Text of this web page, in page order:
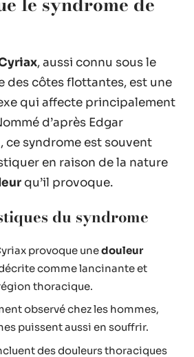
, aussi connu sous le
des côtes flottantes, est une
qui affecte principalement
d’après Edgar
ce syndrome est souvent
en raison de la nature
qu’il provoque.
du syndrome
provoque unedouleur
comme lancinante et
thoracique.
observé chez les hommes,
puissent aussi en souffrir.
des douleurs thoraciques